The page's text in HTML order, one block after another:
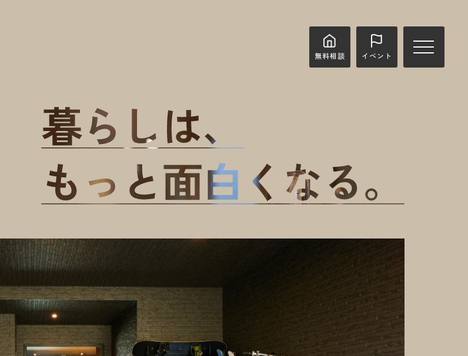
無料相談 イベント